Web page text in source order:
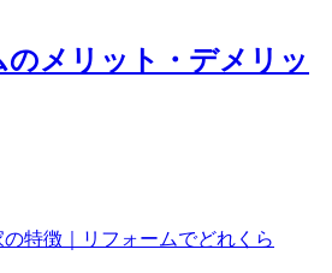
のメリット・デメリッ